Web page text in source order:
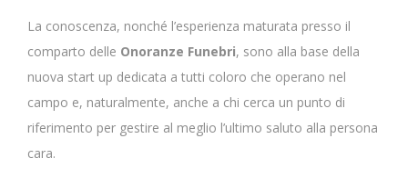
La conoscenza, nonché l’esperienza maturata presso il
comparto delle Onoranze Funebri, sono alla base della
nuova start up dedicata a tutti coloro che operano nel
campo e, naturalmente, anche a chi cerca un punto di
riferimento per gestire al meglio l’ultimo saluto alla persona
cara.